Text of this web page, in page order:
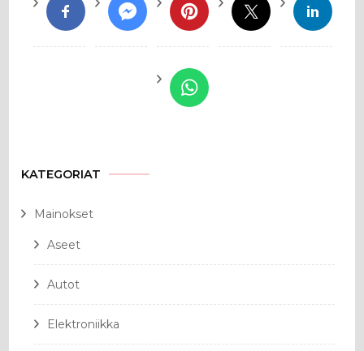
KATEGORIAT
Mainokset
Aseet
Autot
Elektroniikka